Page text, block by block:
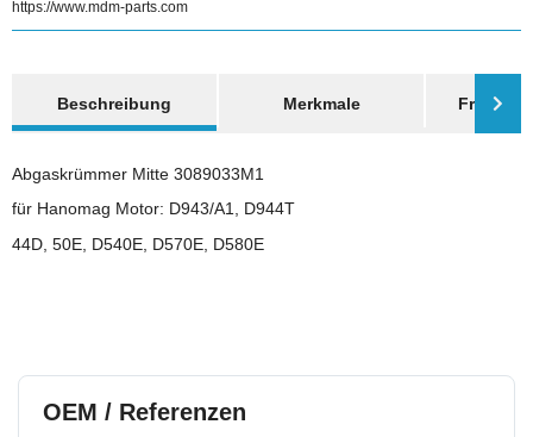
https://www.mdm-parts.com
Beschreibung
Merkmale Frage
Abgaskrümmer Mitte 3089033M1
für Hanomag Motor: D943/A1, D944T
44D, 50E, D540E, D570E, D580E
OEM / Referenzen